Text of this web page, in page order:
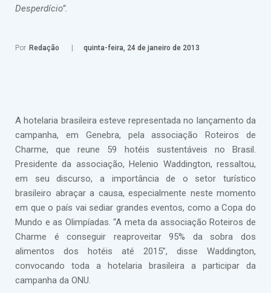
Desperdício”.
Por Redação quinta-feira, 24 de janeiro de 2013
A hotelaria brasileira esteve representada no lançamento da
campanha, em Genebra, pela associação Roteiros de
Charme, que reune 59 hotéis sustentáveis no Brasil.
Presidente da associação, Helenio Waddington, ressaltou,
em seu discurso, a importância de o setor turístico
brasileiro abraçar a causa, especialmente neste momento
em que o país vai sediar grandes eventos, como a Copa do
Mundo e as Olimpíadas. “A meta da associação Roteiros de
Charme é conseguir reaproveitar 95% da sobra dos
alimentos dos hotéis até 2015”, disse Waddington,
convocando toda a hotelaria brasileira a participar da
campanha da ONU.